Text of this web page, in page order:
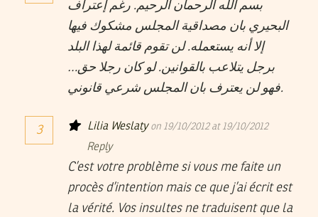
بسم الله الرحمان الرحيم. رغم إعتراف
البحيري بان مصداقية المجلس مشكوك فيها
إلا أنه يستعمله. لن تقوم قائمة لهذا البلد
برجل يتلاعب بالقوانين. لو كان رجلا حق…
فهو لن يعترف بان المجلس شرعي قانوني.
3 Lilia Weslaty on 19/10/2012 at 19/10/2012
Reply
C’est votre problème si vous me faite un
procès d’intention mais ce que j’ai écrit est
la vérité. Vos insultes ne traduisent que la